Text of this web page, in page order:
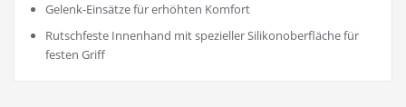
Gelenk-Einsätze für erhöhten Komfort
Rutschfeste Innenhand mit spezieller Silikonoberfläche für
festen Griff